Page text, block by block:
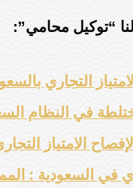
“توكيل محامي”:
التجاري
في النظام
الامتياز
في السعودية :